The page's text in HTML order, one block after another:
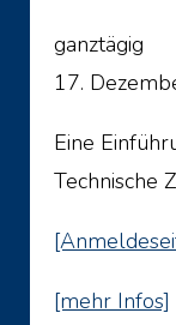
ganztägig
17.
Eine
Technische
[mehr Infos]